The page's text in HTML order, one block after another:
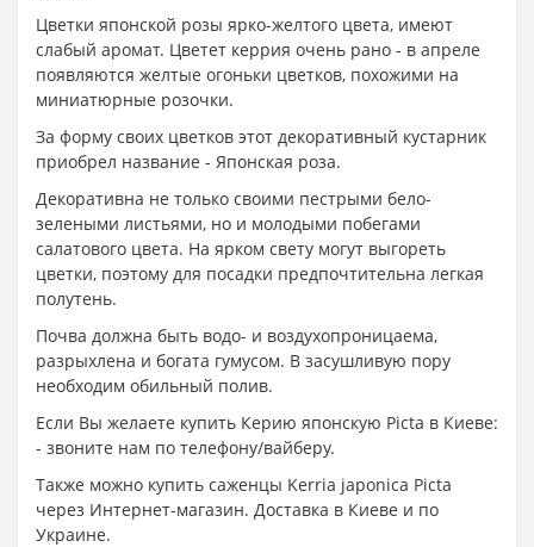
Цветки японской розы ярко-желтого цвета, имеют
слабый аромат. Цветет керрия очень рано - в апреле
появляются желтые огоньки цветков, похожими на
миниатюрные розочки.
За форму своих цветков этот декоративный кустарник
приобрел название - Японская роза.
Декоративна не только своими пестрыми бело-
зелеными листьями, но и молодыми побегами
салатового цвета. На ярком свету могут выгореть
цветки, поэтому для посадки предпочтительна легкая
полутень.
Почва должна быть водо- и воздухопроницаема,
разрыхлена и богата гумусом. В засушливую пору
необходим обильный полив.
Если Вы желаете купить Керию японскую Picta в Киеве:
- звоните нам по телефону/вайберу.
Также можно купить саженцы Kerria japonica Picta
через Интернет-магазин. Доставка в Киеве и по
Украине.